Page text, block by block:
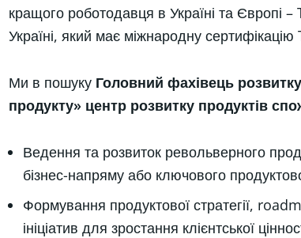
кращого роботодавця в Україні та Європі
Україні, який має міжнародну
Ми в пошуку Головний фахівець
продукту» центр розвитку продуктів
Ведення та розвиток револьверного
бізнес-напряму або ключового
Формування продуктової стратегії,
ініціатив для зростання клієнтської